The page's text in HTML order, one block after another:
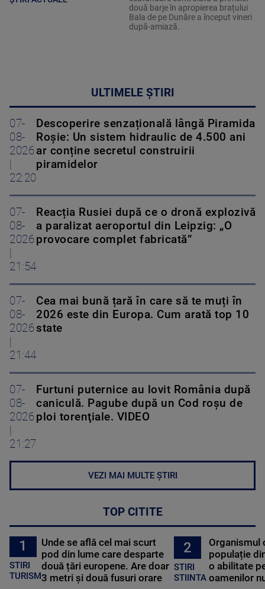
două barje în apropierea brațului
Bala de pe Dunăre a început vineri
după-amiază.
ULTIMELE ȘTIRI
07-
08-
2026
22:20
Descoperire senzațională lângă Piramida
Roșie: Un sistem hidraulic de 4.500 ani
ar conține secretul construirii
piramidelor
07-
08-
2026
21:54
Reacția Rusiei după ce o dronă explozivă
a paralizat aeroportul din Leipzig: „O
provocare complet fabricată”
07-
08-
2026
21:44
Cea mai bună țară în care să te muți în
2026 este din Europa. Cum arată top 10
state
07-
08-
2026
21:27
Furtuni puternice au lovit România după
caniculă. Pagube după un Cod roşu de
ploi torenţiale. VIDEO
VEZI MAI MULTE ȘTIRI
TOP CITITE
1
STIRI
TURISM
Unde se află cel mai scurt
pod din lume care desparte
două țări europene. Are doar
3 metri și două fusuri orare
2
STIRI
STIINTA
Organismul
populație
o abilitate
oamenilor